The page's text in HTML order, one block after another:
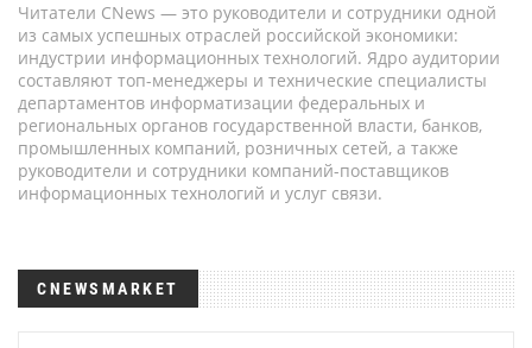
Читатели CNews — это руководители и сотрудники одной
из самых успешных отраслей российской экономики:
индустрии информационных технологий. Ядро аудитории
составляют топ-менеджеры и технические специалисты
департаментов информатизации федеральных и
региональных органов государственной власти, банков,
промышленных компаний, розничных сетей, а также
руководители и сотрудники компаний-поставщиков
информационных технологий и услуг связи.
CNEWSMARKET